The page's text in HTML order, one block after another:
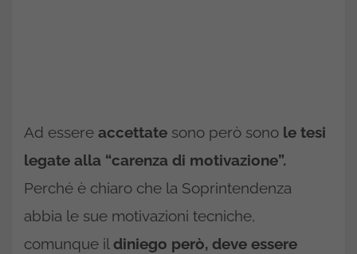
Ad essere accettate sono però sono le tesi
legate alla “carenza di motivazione”.
Perché è chiaro che la Soprintendenza
abbia le sue motivazioni tecniche,
comunque il diniego però, deve essere